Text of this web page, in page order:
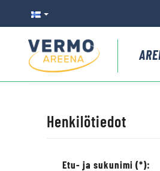
Henkilötiedot
Etu- ja sukunimi (*):